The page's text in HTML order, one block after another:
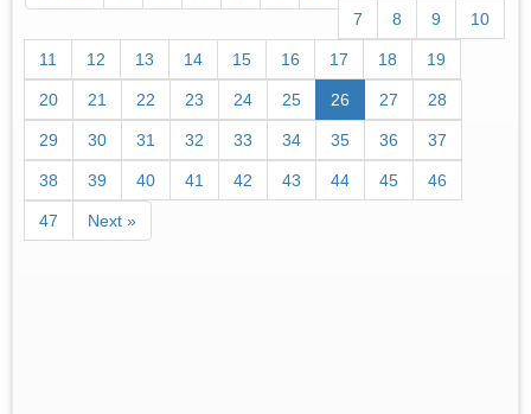
7
8 9 10
11 12 13 14 15 16 17 18 19
20 21 22 23 24 25 26 27 28
29 30 31 32 33 34 35 36 37
38 39 40 41 42 43 44 45 46
47 Next »